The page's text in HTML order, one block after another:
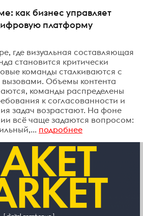
как бизнес управляет
платформу
где визуальная составляющая
становится критически
команды сталкиваются с
Объемы контента
команды распределены
к согласованности и
задач возрастают. На фоне
всё чаще задаются вопросом:
подробнее